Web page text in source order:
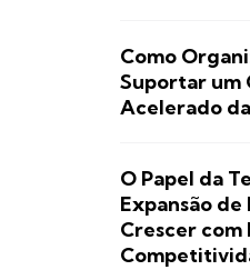
Como
Suportar um
Acelerado
O Papel da
Expansão
Crescer com